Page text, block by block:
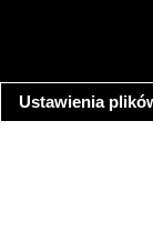
Ustawienia